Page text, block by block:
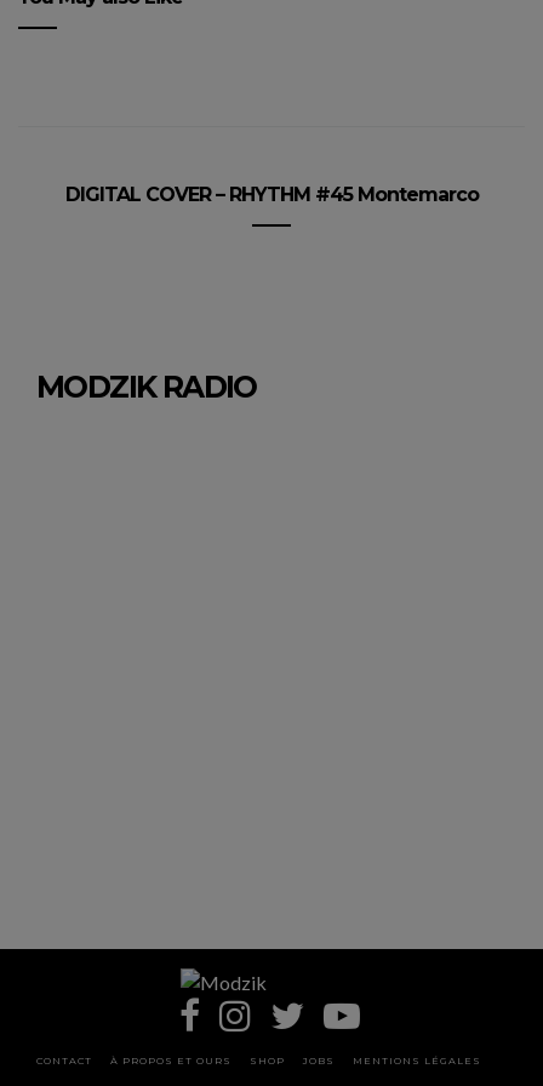
DIGITAL COVER – RHYTHM #45 Montemarco
MODZIK RADIO
CONTACT À PROPOS ET OURS SHOP JOBS MENTIONS LÉGALES